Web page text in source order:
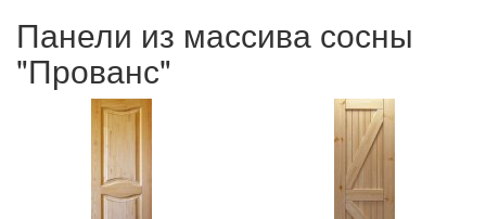
Панели из массива сосны
"Прованс"